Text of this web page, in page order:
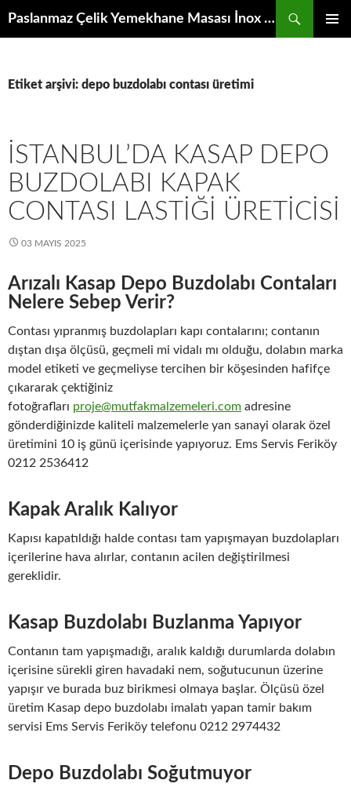
Paslanmaz Çelik Yemekhane Masası İnox Krom Bulaşıkhane Evyesi Tezgahı
Etiket arşivi: depo buzdolabı contası üretimi
İSTANBUL’DA KASAP DEPO
BUZDOLABI KAPAK
CONTASI LASTIĞI ÜRETICISI
03 MAYIS 2025
Arızalı Kasap Depo Buzdolabı Contaları
Nelere Sebep Verir?
Contası yıpranmış buzdolapları kapı contalarını; contanın
dıştan dışa ölçüsü, geçmeli mi vidalı mı olduğu, dolabın marka
model etiketi ve geçmeliyse tercihen bir köşesinden hafifçe
çıkararak çektiğiniz
fotoğrafları proje@mutfakmalzemeleri.com adresine
gönderdiğinizde kaliteli malzemelerle yan sanayi olarak özel
üretimini 10 iş günü içerisinde yapıyoruz. Ems Servis Feriköy
0212 2536412
Kapak Aralık Kalıyor
Kapısı kapatıldığı halde contası tam yapışmayan buzdolapları
içerilerine hava alırlar, contanın acilen değiştirilmesi
gereklidir.
Kasap Buzdolabı Buzlanma Yapıyor
Contanın tam yapışmadığı, aralık kaldığı durumlarda dolabın
içerisine sürekli giren havadaki nem, soğutucunun üzerine
yapışır ve burada buz birikmesi olmaya başlar. Ölçüsü özel
üretim Kasap depo buzdolabı imalatı yapan tamir bakım
servisi Ems Servis Feriköy telefonu 0212 2974432
Depo Buzdolabı Soğutmuyor